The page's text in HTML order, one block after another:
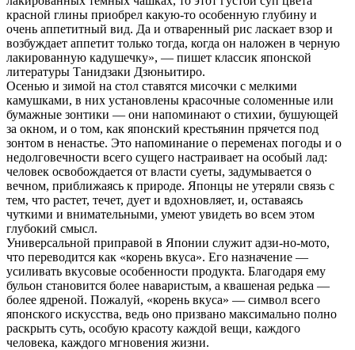
красной глины приобрел какую-то особенную глубину и
очень аппетитный вид. Да и отваренный рис ласкает взор и
возбуждает аппетит только тогда, когда он наложен в черную
лакированную кадушечку», — пишет классик японской
литературы Танидзаки Дзюньитиро.
Осенью и зимой на стол ставятся мисочки с мелкими
камушками, в них установлены красочные соломенные или
бумажные зонтики — они напоминают о стихии, бушующей
за окном, и о том, как японский крестьянин прячется под
зонтом в ненастье. Это напоминание о переменах погоды и о
недолговечности всего сущего настраивает на особый лад:
человек освобождается от власти суеты, задумывается о
вечном, приближаясь к природе. Японцы не утеряли связь с
тем, что растет, течет, дует и вдохновляет, и, оставаясь
чуткими и внимательными, умеют увидеть во всем этом
глубокий смысл.
Универсальной приправой в Японии служит адзи-но-мото,
что переводится как «корень вкуса». Его назначение —
усиливать вкусовые особенности продукта. Благодаря ему
бульон становится более наваристым, а квашеная редька —
более ядреной. Пожалуй, «корень вкуса» — символ всего
японского искусства, ведь оно призвано максимально полно
раскрыть суть, особую красоту каждой вещи, каждого
человека, каждого мгновения жизни.